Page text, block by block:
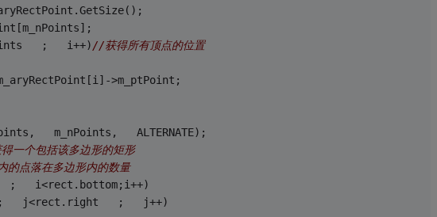
;   i++)//获得所有顶点的位置
>m_ptPoint;
m_nPoints,   ALTERNATE);
一个包括该多边形的矩形
的点落在多边形内的数量
i<rect.bottom;i++)
j<rect.right   ;   j++)